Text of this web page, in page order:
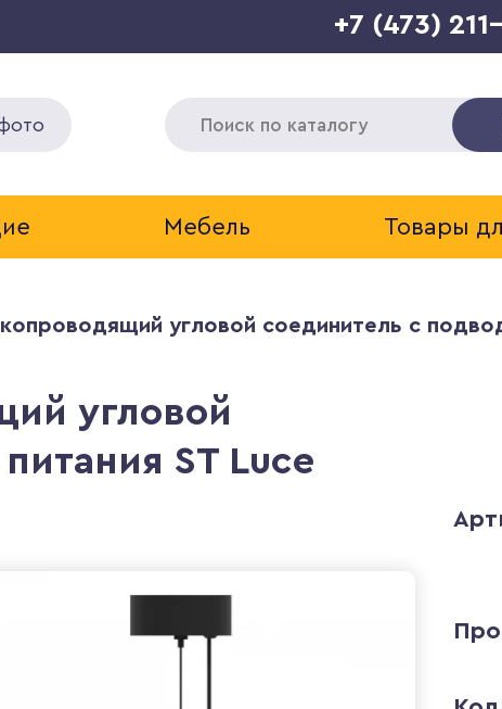
+7 (473)
Мебель Товары
угловой соединитель с
угловой
ST Luce